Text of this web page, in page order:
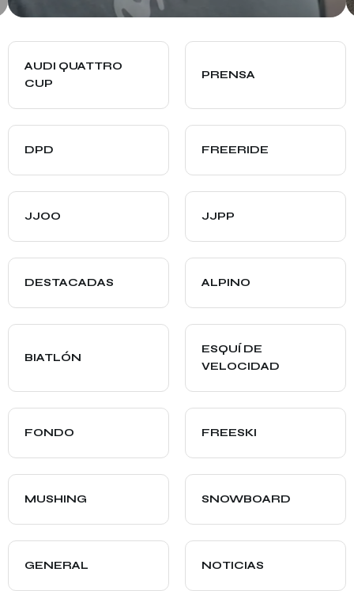
AUDI QUATTRO
CUP
PRENSA
DPD FREERIDE
JJOO JJPP
DESTACADAS ALPINO
BIATLÓN
ESQUÍ DE
VELOCIDAD
FONDO FREESKI
MUSHING SNOWBOARD
GENERAL NOTICIAS